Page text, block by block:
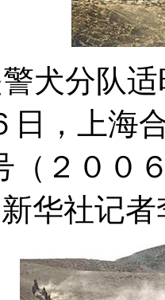
犬分队
日，上海
２００
华社记者